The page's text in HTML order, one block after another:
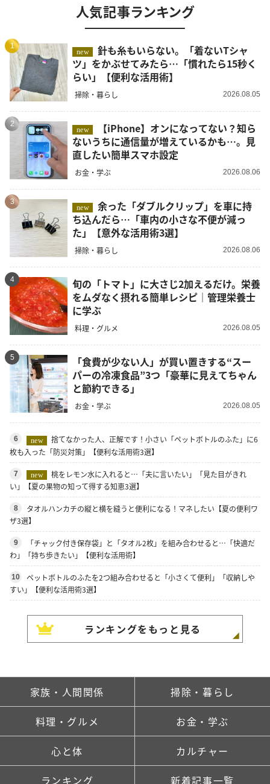
人気記事ランキング
1
new
針も糸もいらない。「着ないTシャ
ツ」をかぶせてみたら…「慣れたら15秒く
らい」【便利な活用術】
掃除・暮らし 2026.08.05
2
new
ないうちに通信量が増えているかも…。見
直したい簡単スマホ設定
お金・学ぶ 2026.08.06
3
new
余った「ダブルクリップ」を車に持
ち込んだら…「車内の小さな不便が減っ
た」【意外な活用術3選】
掃除・暮らし 2026.08.06
4
旬の「トマト」に大さじ2加えるだけ。栄養
をムダなく摂れる簡単レシピ｜管理栄養士
に学ぶ
料理・グルメ 2026.08.05
5
「食費が少ない人」が買い置きする“スー
パーの冷凍食品”3つ「豪華に見えてちゃん
と節約できる」
お金・学ぶ 2026.08.05
6 new
捨てなかった人、正解です！小さい「ペットボトルのふた」に6
枚も入った「防災対策」【便利な活用術3選】
7 new
桃をレモン水に入れると…「夫に言いたい」「見た目がきれ
い」【夏の果物の知って得する知恵3選】
8
タオルハンカチの縦と横を縫うと便利になる！マネしたい【夏の便利ワ
ザ3選】
9
「チャック付き保存袋」と「タオル2枚」を組み合わせると…「快適だ
わ」「持ち歩きたい」【便利な活用術】
10
ペットボトルのふたを2つ組み合わせると「小さくて便利」「収納しや
すい」【便利な活用術3選】
ランキングをもっと見る
家族・人間関係 掃除・暮らし
料理・グルメ お金・学ぶ
心と体 カルチャー
ランキング 新着記事一覧